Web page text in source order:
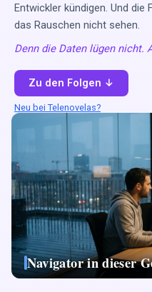
Entwickler kündigen. Und die
das Rauschen nicht sehen.
Denn die Daten lügen nicht.
Zu den Folgen ↓
Neu bei Telenovelas?
Navigator in dieser